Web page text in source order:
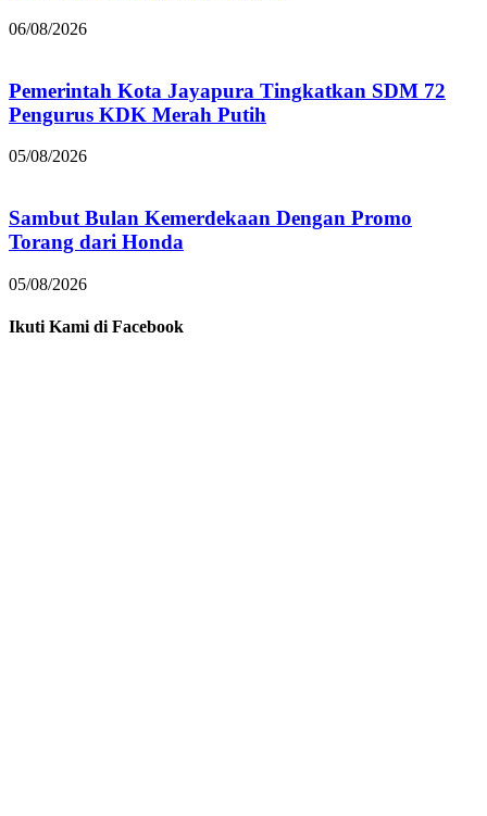
06/08/2026
Pemerintah Kota Jayapura Tingkatkan SDM 72
Pengurus KDK Merah Putih
05/08/2026
Sambut Bulan Kemerdekaan Dengan Promo
Torang dari Honda
05/08/2026
Ikuti Kami di Facebook